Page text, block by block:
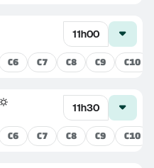
11h00
C6 C7 C8 C9 C10
11h30
C6 C7 C8 C9 C10